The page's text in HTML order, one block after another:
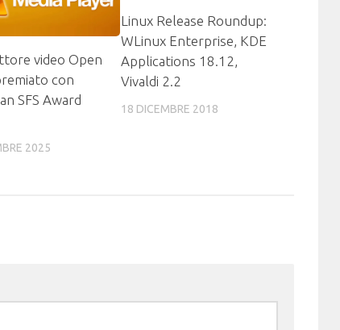
video Open
con
SFS Award
2025
Linux Release Roundup:
WLinux Enterprise, KDE
Applications 18.12,
Vivaldi 2.2
18 DICEMBRE 2018